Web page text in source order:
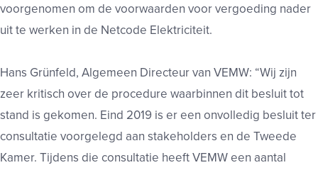
voorgenomen om de voorwaarden voor vergoeding nader
uit te werken in de Netcode Elektriciteit.
Hans Grünfeld, Algemeen Directeur van VEMW: “Wij zijn
zeer kritisch over de procedure waarbinnen dit besluit tot
stand is gekomen. Eind 2019 is er een onvolledig besluit ter
consultatie voorgelegd aan stakeholders en de Tweede
Kamer. Tijdens die consultatie heeft VEMW een aantal